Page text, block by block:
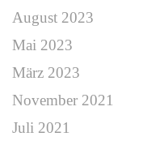
August 2023
Mai 2023
März 2023
November 2021
Juli 2021